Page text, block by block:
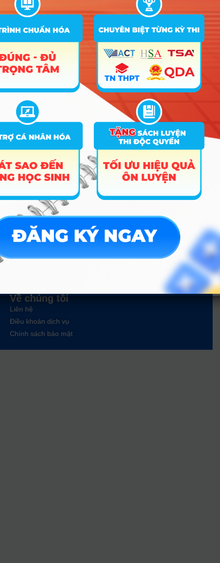
24 Quản trị dịch vụ du lịch và lữ hành
Quản trị khách sạn
Hướng nghiệp
HOCMAI
ĐĂNG KÝ NGAY
Công cụ
Trắc nghiệm MBTI
Tra cứu đề án tuyển sinh
Tư vấn hướng nghiệp
Về chúng tôi
Liên hệ
Điều khoản dịch vụ
Chính sách bảo mật